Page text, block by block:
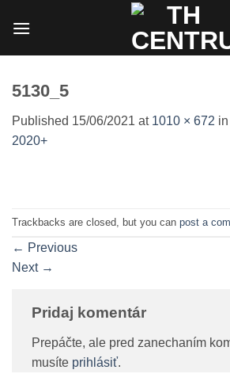
5130_5
Published 15/06/2021 at 1010 × 672 in
2020+
Trackbacks are closed, but you can post a
← Previous
Next →
Pridaj komentár
Prepáčte, ale pred zanechaním
musíte prihlásiť.